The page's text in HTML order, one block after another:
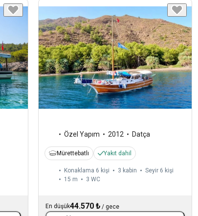
Özel Yapım 2012 Datça
Mürettebatlı Yakıt dahil
Konaklama 6 kişi 3 kabin
Seyir 6 kişi
15 m
3 WC
En düşük44.570 ₺ /gece